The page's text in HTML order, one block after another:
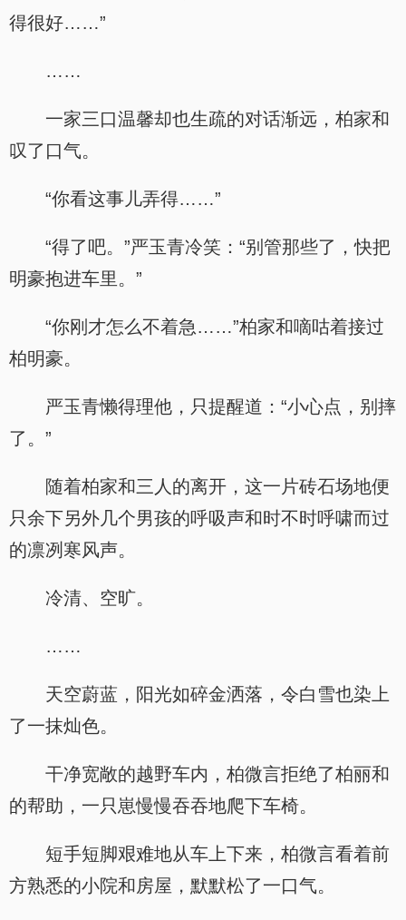
得很好……”
……
一家三口温馨却也生疏的对话渐远，柏家和
叹了口气。
“你看这事儿弄得……”
“得了吧。”严玉青冷笑：“别管那些了，快把
明豪抱进车里。”
“你刚才怎么不着急……”柏家和嘀咕着接过
柏明豪。
严玉青懒得理他，只提醒道：“小心点，别摔
了。”
随着柏家和三人的离开，这一片砖石场地便
只余下另外几个男孩的呼吸声和时不时呼啸而过
的凛冽寒风声。
冷清、空旷。
……
天空蔚蓝，阳光如碎金洒落，令白雪也染上
了一抹灿色。
干净宽敞的越野车内，柏微言拒绝了柏丽和
的帮助，一只崽慢慢吞吞地爬下车椅。
短手短脚艰难地从车上下来，柏微言看着前
方熟悉的小院和房屋，默默松了一口气。